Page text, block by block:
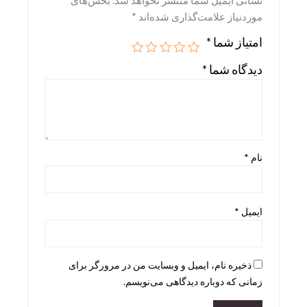
Skira
Taschen
teNeues
موردنیاز علامت‌گذاری شده‌اند *
امتیاز شما *
دیدگاه شما *
نام *
ایمیل *
ذخیره نام، ایمیل و وبسایت من در مرورگر برای
زمانی که دوباره دیدگاهی می‌نویسم.